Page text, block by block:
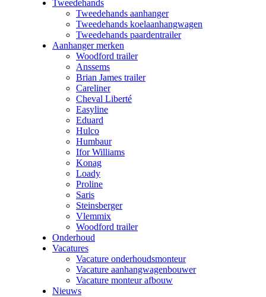
Tweedehands
Tweedehands aanhanger
Tweedehands koelaanhangwagen
Tweedehands paardentrailer
Aanhanger merken
Woodford trailer
Anssems
Brian James trailer
Careliner
Cheval Liberté
Easyline
Eduard
Hulco
Humbaur
Ifor Williams
Konag
Loady
Proline
Saris
Steinsberger
Vlemmix
Woodford trailer
Onderhoud
Vacatures
Vacature onderhoudsmonteur
Vacature aanhangwagenbouwer
Vacature monteur afbouw
Nieuws